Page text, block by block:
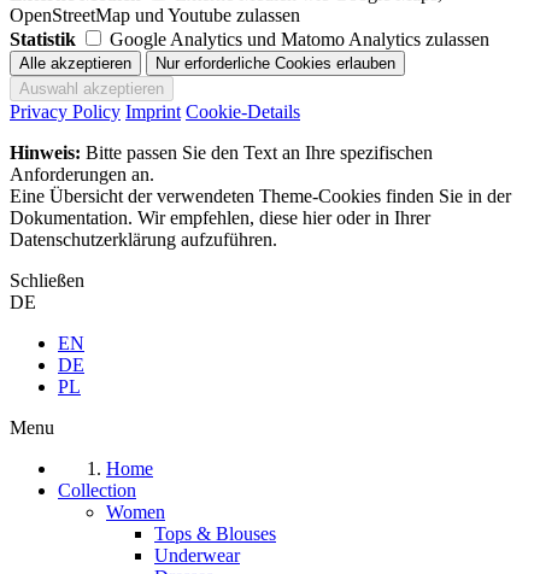
OpenStreetMap und Youtube zulassen
Statistik
Google Analytics und Matomo Analytics zulassen
Privacy Policy Imprint Cookie-Details
Hinweis: Bitte passen Sie den Text an Ihre spezifischen
Anforderungen an.
Eine Übersicht der verwendeten Theme-Cookies finden Sie in der
Dokumentation. Wir empfehlen, diese hier oder in Ihrer
Datenschutzerklärung aufzuführen.
Schließen
DE
EN
DE
PL
Menu
Home
Collection
Women
Tops & Blouses
Underwear